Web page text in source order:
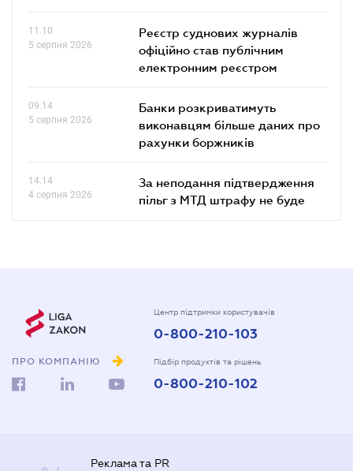
11.10
5 серпня 2026
Реєстр суднових журналів
офіційно став публічним
електронним реєстром
09.14
5 серпня 2026
Банки розкриватимуть
виконавцям більше даних про
рахунки боржників
14.14
4 серпня 2026
За неподання підтвердження
пільг з МТД штрафу не буде
ПРО КОМПАНІЮ
Центр підтримки користувачів
0-800-210-103
Підбір продуктів та рішень
0-800-210-102
Реклама та PR